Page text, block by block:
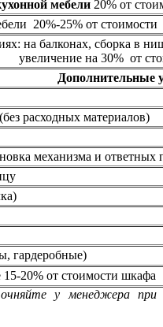
мебели20% от
20%-25% от стоимости
на балконах, сборка в
увеличение на 30% от
Дополнительные
расходных материалов)
механизма и ответных
гардеробные)
20% от стоимости шкафа
у менеджера при